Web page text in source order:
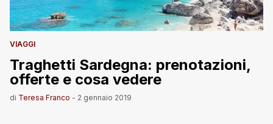
VIAGGI
Traghetti Sardegna: prenotazioni,
offerte e cosa vedere
di Teresa Franco - 2 gennaio 2019